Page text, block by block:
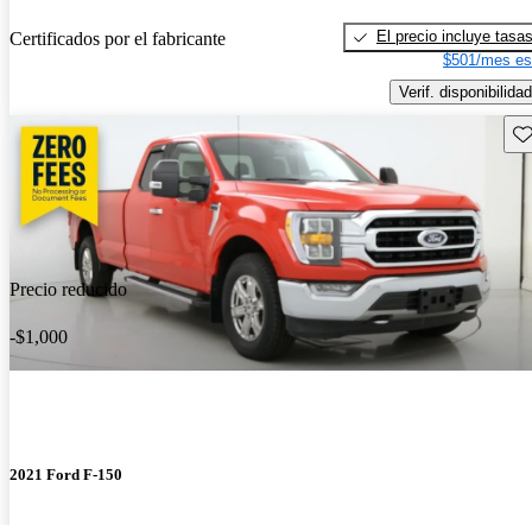
Certificados por el fabricante
El precio incluye tasas
$501/mes
Verif. disponibilidad
Precio reducido
-$1,000
2021 Ford F-150